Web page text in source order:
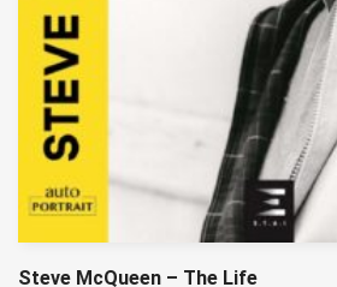
Steve McQueen – The Life